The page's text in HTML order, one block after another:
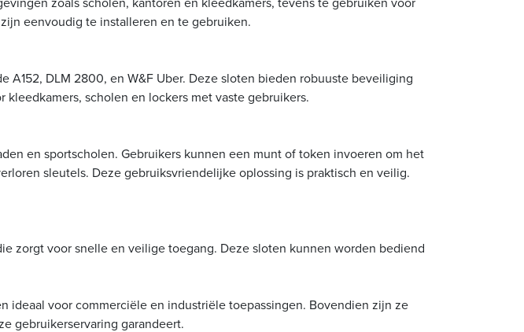
eenvoudig te installeren en te gebruiken.
DLM 2800, en W&F Uber. Deze sloten bieden robuuste beveiliging
scholen en lockers met vaste gebruikers.
en sportscholen. Gebruikers kunnen een munt of token invoeren om het
sleutels. Deze gebruiksvriendelijke oplossing is praktisch en veilig.
zorgt voor snelle en veilige toegang. Deze sloten kunnen worden bediend
voor commerciële en industriële toepassingen. Bovendien zijn ze
gebruikerservaring garandeert.